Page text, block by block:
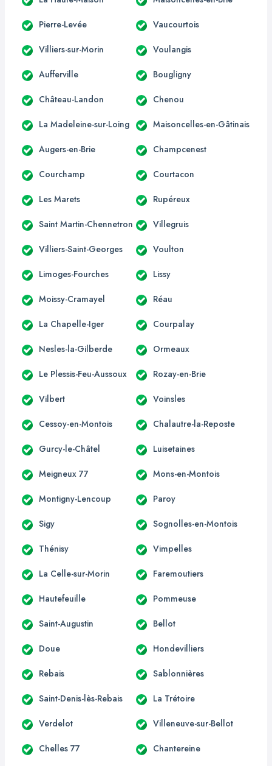
Pierre-Levée Vaucourtois
Villiers-sur-Morin Voulangis
Aufferville Bougligny
Château-Landon Chenou
La Madeleine-sur-Loing Maisoncelles-en-Gâtinais
Augers-en-Brie Champcenest
Courchamp Courtacon
Les Marets Rupéreux
Saint Martin-Chennetron Villegruis
Villiers-Saint-Georges Voulton
Limoges-Fourches Lissy
Moissy-Cramayel Réau
La Chapelle-Iger Courpalay
Nesles-la-Gilberde Ormeaux
Le Plessis-Feu-Aussoux Rozay-en-Brie
Vilbert Voinsles
Cessoy-en-Montois Chalautre-la-Reposte
Gurcy-le-Châtel Luisetaines
Meigneux 77 Mons-en-Montois
Montigny-Lencoup Paroy
Sigy Sognolles-en-Montois
Thénisy Vimpelles
La Celle-sur-Morin Faremoutiers
Hautefeuille Pommeuse
Saint-Augustin Bellot
Doue Hondevilliers
Rebais Sablonnières
Saint-Denis-lès-Rebais La Trétoire
Verdelot Villeneuve-sur-Bellot
Chelles 77 Chantereine